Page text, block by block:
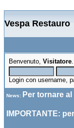
Vespa Restauro
Benvenuto, Visitatore
Login con username,
News: Per tornare
IMPORTANTE: